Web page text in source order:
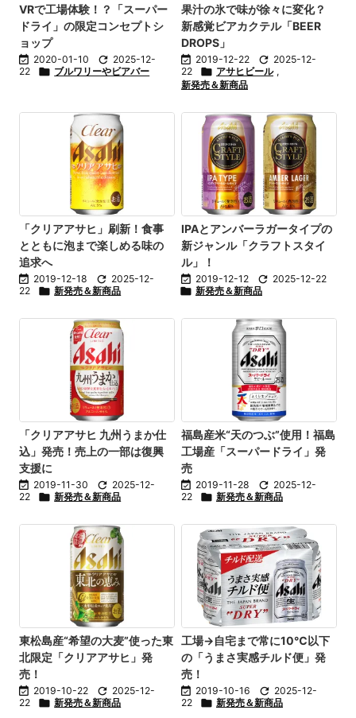
VRで工場体験！？「スーパー
ドライ」の限定コンセプトシ
ョップ
 2020-01-10  2025-12-
22
 ブルワリーやビアバー
果汁の氷で味が徐々に変化？
新感覚ビアカクテル「BEER
DROPS」
 2019-12-22  2025-12-
22
 アサヒビール ,
新発売＆新商品
「クリアアサヒ」刷新！食事
とともに泡まで楽しめる味の
追求へ
 2019-12-18  2025-12-
22
 新発売＆新商品
IPAとアンバーラガータイプの
新ジャンル「クラフトスタイ
ル」！
 2019-12-12  2025-12-22
 新発売＆新商品
「クリアアサヒ 九州うまか仕
込」発売！売上の一部は復興
支援に
 2019-11-30  2025-12-
22
 新発売＆新商品
福島産米“天のつぶ”使用！福島
工場産「スーパードライ」発
売
 2019-11-28  2025-12-
22
 新発売＆新商品
東松島産“希望の大麦”使った東
北限定「クリアアサヒ」発
売！
 2019-10-22  2025-12-
22
 新発売＆新商品
工場→自宅まで常に10℃以下
の「うまさ実感チルド便」発
売！
 2019-10-16  2025-12-
22
 新発売＆新商品